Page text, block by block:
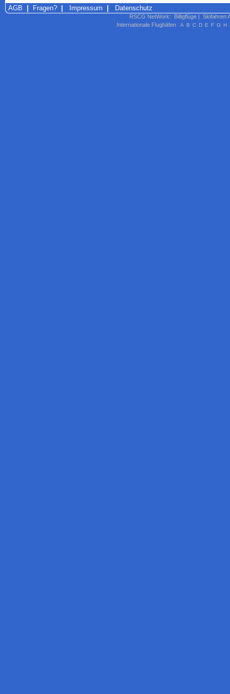
AGB Fragen? Impressum Datenschutz
RSCG NetWork: Billigflüge | Skifahren
Internationale Flughäfen
A B C D E F G H